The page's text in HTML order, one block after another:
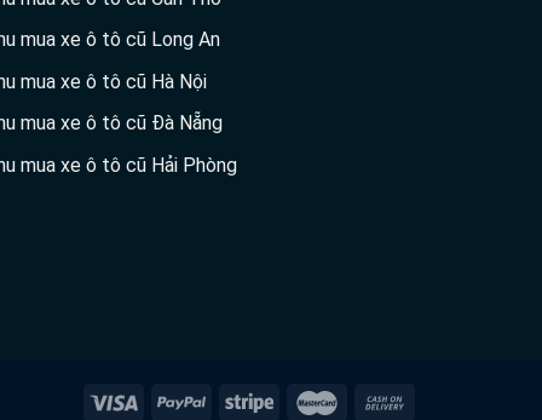
mua xe ô tô cũ Long An
mua xe ô tô cũ Hà Nội
mua xe ô tô cũ Đà Nẵng
mua xe ô tô cũ Hải Phòng